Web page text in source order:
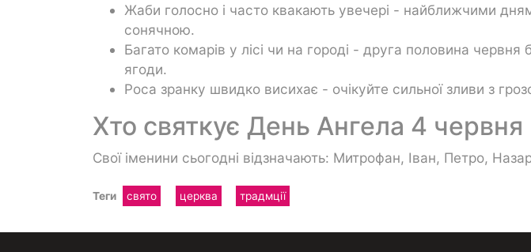
Жаби голосно і часто квакають увечері - найближчими
сонячною.
Багато комарів у лісі чи на городі - друга половина
ягоди.
Роса зранку швидко висихає - очікуйте сильної зливи з
Хто святкує День Ангела 4 червня
Свої іменини сьогодні відзначають: Митрофан, Іван, Петро,
Теги свято церква традмції